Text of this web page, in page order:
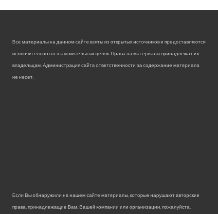
Все материалы на данном сайте взяты из открытых источников и предоставляются
исключительно в ознакомительных целях. Права на материалы принадлежат их
владельцам. Администрация сайта ответственности за содержание материала
не несет.
Если Вы обнаружили на нашем сайте материалы, которые нарушают авторские
права, принадлежащие Вам, Вашей компании или организации, пожалуйста,